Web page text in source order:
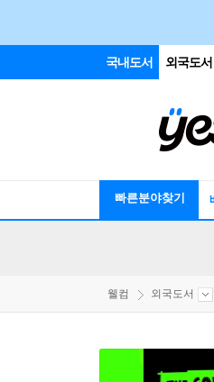
국내도서 외국도서
빠른분야찾기
웰컴 외국도서